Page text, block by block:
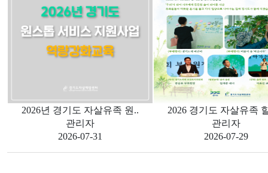
2026년 경기도 자살유족 원..
관리자
2026-07-31
2026 경기도 자살유족
관리자
2026-07-29